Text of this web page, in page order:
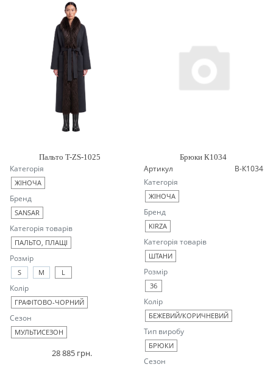
Пальто T-ZS-1025
Категорія
ЖІНОЧА
Бренд
SANSAR
Категорія товарів
ПАЛЬТО, ПЛАЩІ
Розмір
S M L
Колір
ГРАФІТОВО-ЧОРНИЙ
Сезон
МУЛЬТИСЕЗОН
28 885 грн.
Брюки К1034
Артикул
B-К1034
Категорія
ЖІНОЧА
Бренд
KIRZA
Категорія товарів
ШТАНИ
Розмір
36
Колір
БЕЖЕВИЙ/КОРИЧНЕВИЙ
Тип виробу
БРЮКИ
Сезон